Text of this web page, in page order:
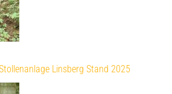
Linsberg Stand 2025